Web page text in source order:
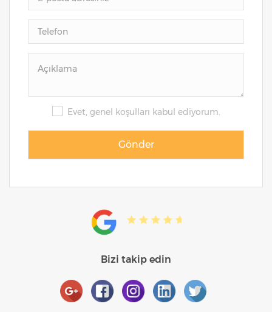
Evet, genel koşulları kabul ediyorum.
Bizi takip edin